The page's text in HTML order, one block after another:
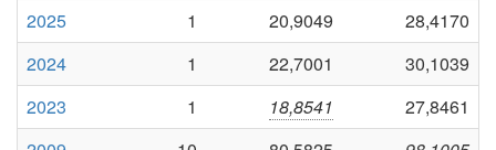
2025 1 20,9049
28,4170
2024
1 22,7001
30,1039
2023
1 18,8541
27,8461